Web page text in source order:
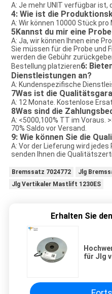
A: Je mehr UNIT verfügbar ist,
4: Wie ist die
A: Wir können 10000 Stück
5Kannst du mir eine
A: Ja, wir können Ihnen eine
Sie müssen für die Probe und
werden die Gebühr
Bestellung platzieren6:
Dienstleistungen an?
A: Kundenspezifische
7Was ist die
A: 12 Monate. Kostenlose
8Was sind die
A: <5000,100% TT im Voraus.
70% Saldo vor Versand.
9: Wie können Sie die
A: Vor der Lieferung wird
senden Ihnen die
Bremssatz 7024772
Jlg
Jlg Vertikaler Mastlift 1230ES
Erhalten Sie
für Jlg